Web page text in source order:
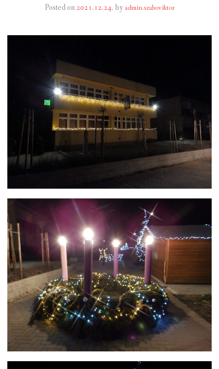
KAPCSOLAT
LETÖLTHETŐ NYOMTATVÁNYOK
VÁLASZTÁS 2026
TELEPÜLÉSIKÉPVISELŐI VAGYONNYILATKOZATOK – 2026.
VAGYONNYILATKOZATA – 2026. ÉV
Posted on2021.12.24.by admin.szaboviktor